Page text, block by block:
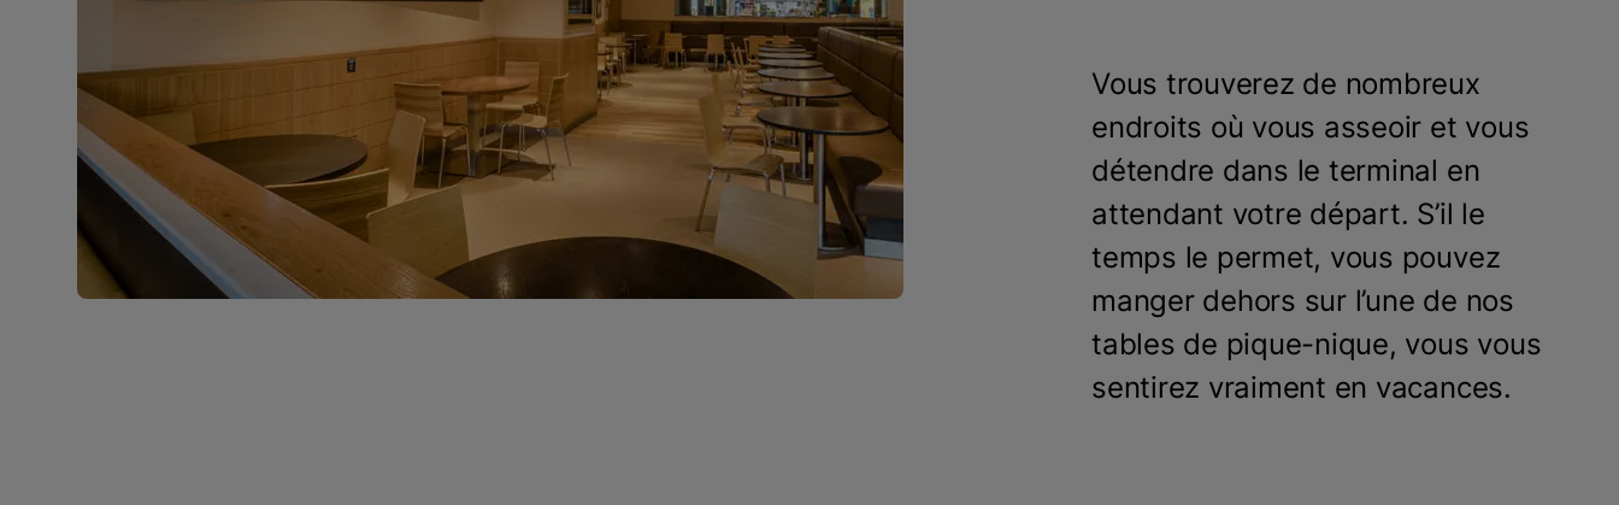
Vous trouverez de nombreux
endroits où vous asseoir et vous
détendre dans le terminal en
attendant votre départ. S’il le
temps le permet, vous pouvez
manger dehors sur l’une de nos
tables de pique-nique, vous vous
sentirez vraiment en vacances.